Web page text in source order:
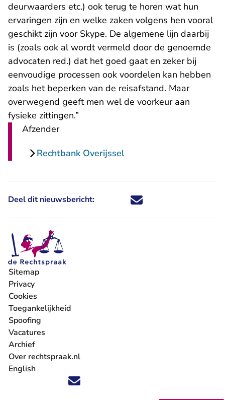
deurwaarders etc.) ook terug te horen wat hun
ervaringen zijn en welke zaken volgens hen vooral
geschikt zijn voor Skype. De algemene lijn daarbij
is (zoals ook al wordt vermeld door de genoemde
advocaten red.) dat het goed gaat en zeker bij
eenvoudige processen ook voordelen kan hebben
zoals het beperken van de reisafstand. Maar
overwegend geeft men wel de voorkeur aan
fysieke zittingen.”
Afzender
Rechtbank Overijssel
Deel dit nieuwsbericht: Deel dit nieuwsbericht via X -
Deel dit nieuwsbericht via
Deel dit nieuwsbericht
Deel dit
Volg ons op X (Twitter) - U verlaat Rechtspraak.nl
Volg ons op Facebook - U verlaat Rechtspraak.nl
Volg ons op Instagram - U verlaat Rechtspraak.nl
Volg ons op Youtube - U verlaat Rechtspraak.nl
Volg ons op LinkedIn - U verlaat
'Blijf op de hoogte' nieuwsbrief - U verlaat
Sitemap
Privacy
Cookies
Toegankelijkheid
Spoofing
Vacatures
- U verlaat Rechtspraak.nl
Archief
Over rechtspraak.nl
English